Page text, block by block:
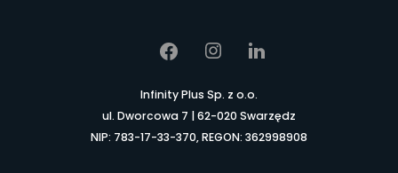
Infinity Plus Sp. z o.o.
ul. Dworcowa 7 | 62-020 Swarzędz
NIP: 783-17-33-370, REGON: 362998908